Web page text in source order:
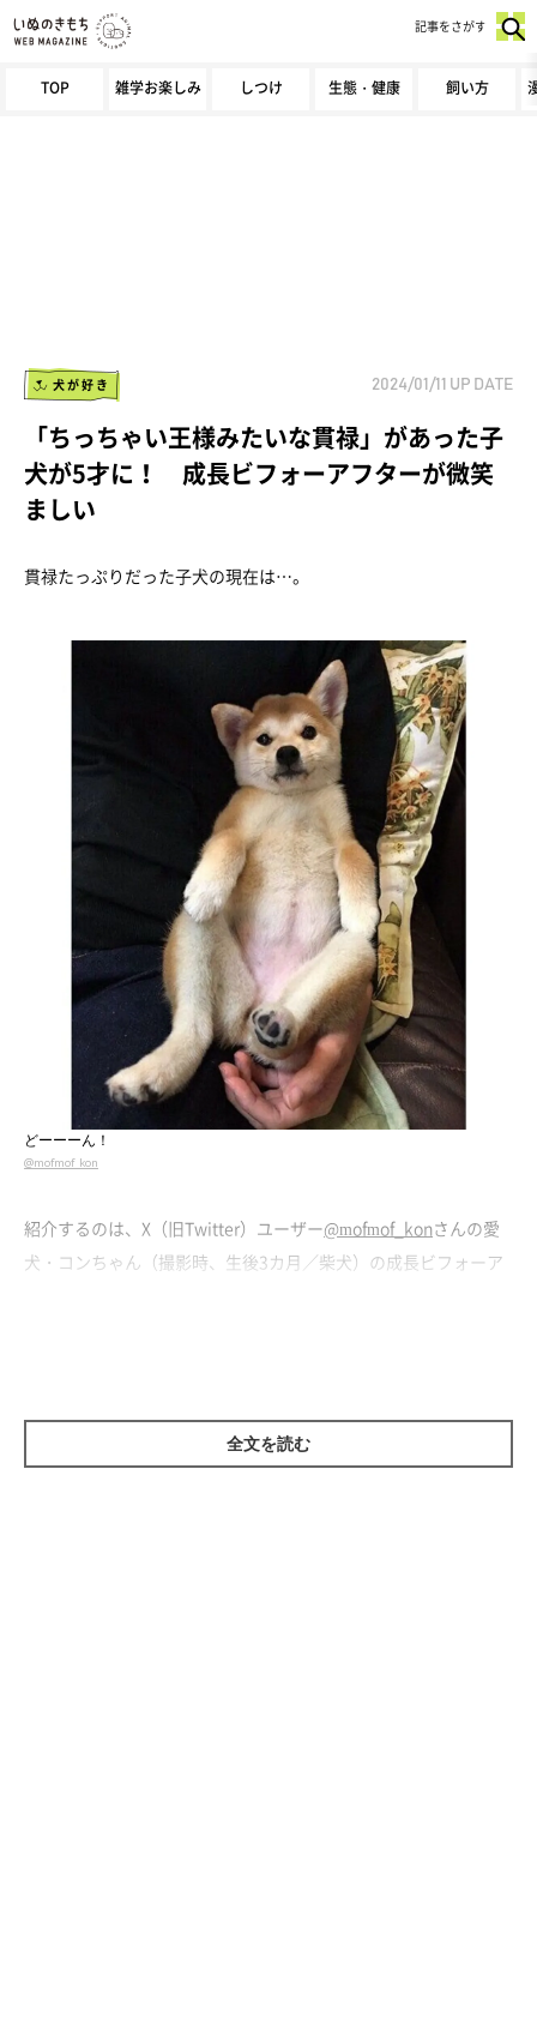
TOP 雑学お楽しみ しつけ 生態・健康 飼い方
記事をさがす
犬が好き 2024/01/11 UP DATE
「ちっちゃい王様みたいな貫禄」があった子
犬が5才に！ 成長ビフォーアフターが微笑
ましい
貫禄たっぷりだった子犬の現在は…。
どーーーん！
@mofmof_kon
紹介するのは、X（旧Twitter）ユーザー@mofmof_konさんの愛
犬・コンちゃん（撮影時、生後3カ月／柴犬）の成長ビフォーア
い、「ちっちゃい王様みたいな貫禄があった」とのこと。飼い主
さんの脇でどーんとくつろぐ様子が、なんとも可愛らしいです
全文を読む